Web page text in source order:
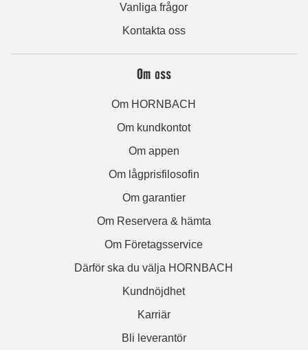
Vanliga frågor
Kontakta oss
Om oss
Om HORNBACH
Om kundkontot
Om appen
Om lågprisfilosofin
Om garantier
Om Reservera & hämta
Om Företagsservice
Därför ska du välja HORNBACH
Kundnöjdhet
Karriär
Bli leverantör